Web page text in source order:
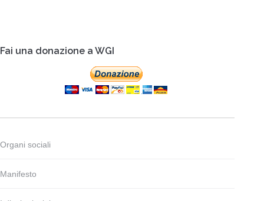
Fai una donazione a WGI
Organi sociali
Manifesto